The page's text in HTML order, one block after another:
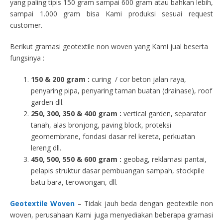
yang paling tipis 150 gram sampai 600 gram atau bahkan lebih,
sampai 1.000 gram bisa Kami produksi sesuai request
customer.
Berikut gramasi geotextile non woven yang Kami jual beserta
fungsinya :
150 & 200 gram : curing / cor beton jalan raya,
penyaring pipa, penyaring taman buatan (drainase), roof
garden dll.
250, 300, 350 & 400 gram : vertical garden, separator
tanah, alas bronjong, paving block, proteksi
geomembrane, fondasi dasar rel kereta, perkuatan
lereng dll.
450, 500, 550 & 600 gram : geobag, reklamasi pantai,
pelapis struktur dasar pembuangan sampah, stockpile
batu bara, terowongan, dll.
Geotextile Woven – Tidak jauh beda dengan geotextile non
woven, perusahaan Kami juga menyediakan beberapa gramasi